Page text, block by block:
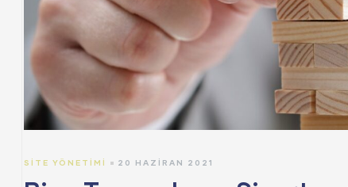
SITE YÖNETIMI 20 HAZIRAN 2021